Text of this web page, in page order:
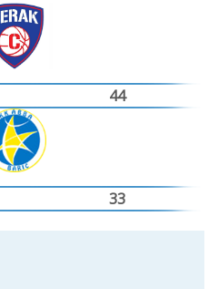
44
33